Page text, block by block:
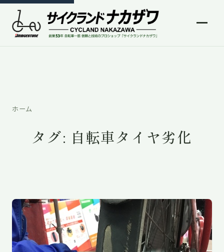
ホーム
タグ: 自転車タイヤ劣化